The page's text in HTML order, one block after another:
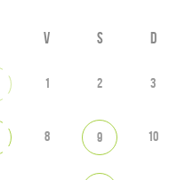
V S D
1 2 3
8 9 10